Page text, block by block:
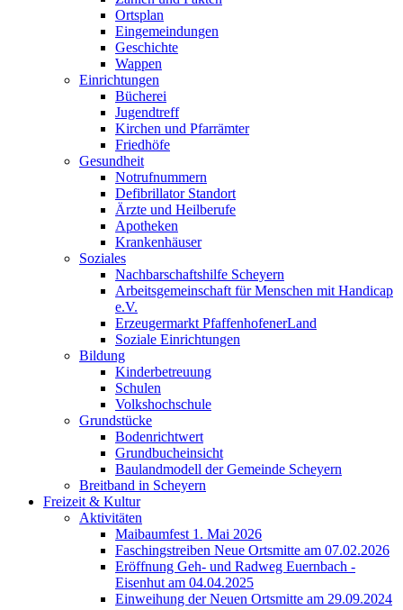
Ortsplan
Eingemeindungen
Geschichte
Wappen
Einrichtungen
Bücherei
Jugendtreff
Kirchen und Pfarrämter
Friedhöfe
Gesundheit
Notrufnummern
Defibrillator Standort
Ärzte und Heilberufe
Apotheken
Krankenhäuser
Soziales
Nachbarschaftshilfe Scheyern
Arbeitsgemeinschaft für Menschen mit Handicap
e.V.
Erzeugermarkt PfaffenhofenerLand
Soziale Einrichtungen
Bildung
Kinderbetreuung
Schulen
Volkshochschule
Grundstücke
Bodenrichtwert
Grundbucheinsicht
Baulandmodell der Gemeinde Scheyern
Breitband in Scheyern
Freizeit & Kultur
Aktivitäten
Maibaumfest 1. Mai 2026
Faschingstreiben Neue Ortsmitte am 07.02.2026
Eröffnung Geh- und Radweg Euernbach -
Eisenhut am 04.04.2025
Einweihung der Neuen Ortsmitte am 29.09.2024